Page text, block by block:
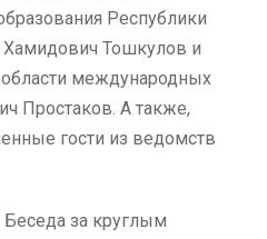
Республики
Хамидович Тошкулов и
международных
Простаков. А также,
гости из ведомств
за круглым